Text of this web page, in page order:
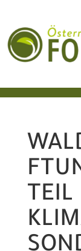
TEIL